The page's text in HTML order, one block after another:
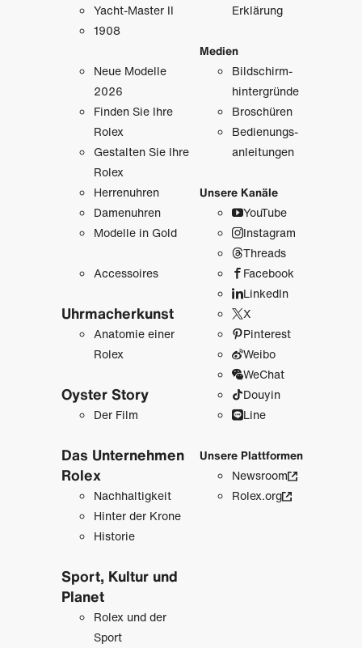
Yacht-Master II
1908
Neue Modelle
2026
Finden Sie Ihre
Rolex
Gestalten Sie Ihre
Rolex
Herrenuhren
Damenuhren
Modelle in Gold
Accessoires
Uhrmacher­kunst
Anatomie einer
Rolex
Oyster Story
Der Film
Das Unternehmen
Rolex
Nachhaltigkeit
Hinter der Krone
Historie
Sport, Kultur und
Planet
Rolex und der
Sport
Erklärung
Medien
Bildschirm­
hintergründe
Broschüren
Bedienungs­
anleitungen
Unsere Kanäle
YouTube
Instagram
Threads
Facebook
LinkedIn
X
Pinterest
Weibo
WeChat
Douyin
Line
Unsere Plattformen
Newsroom
Rolex.org